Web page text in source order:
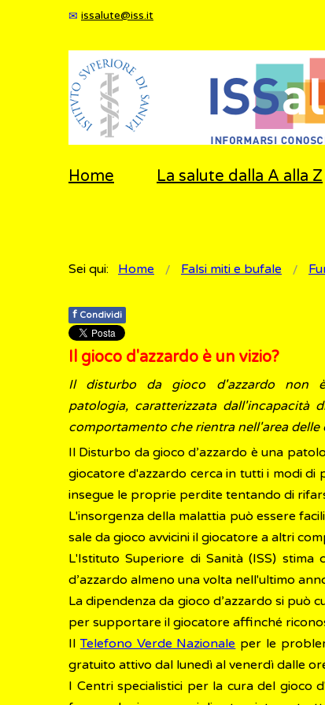
issalute@iss.it
Home La salute dalla A alla Z
Sei qui: Home Falsi miti e bufale
f Condividi
Il gioco d'azzardo è un vizio?
Il disturbo da gioco d'azzardo non
patologia, caratterizzata dall'incapacità
comportamento che rientra nell'area
Il Disturbo da gioco d’azzardo è una
giocatore d'azzardo cerca in tutti i modi di
insegue le proprie perdite tentando di
L'insorgenza della malattia può essere
sale da gioco avvicini il giocatore a altri
L'Istituto Superiore di Sanità (ISS)
d’azzardo almeno una volta nell'ultimo
La dipendenza da gioco d’azzardo si può
per supportare il giocatore affinché
IlTelefono Verde Nazionale per le
gratuito attivo dal lunedì al venerdì dalle
I Centri specialistici per la cura del gioco